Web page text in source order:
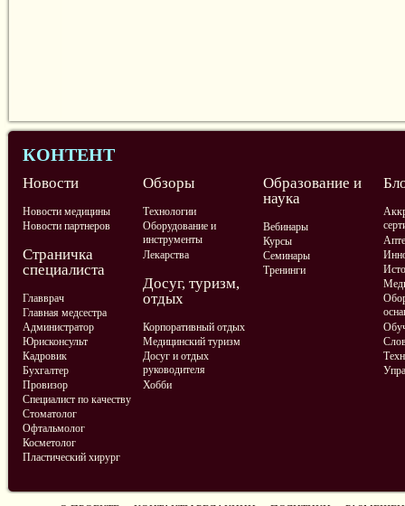
КОНТЕНТ
Новости
Новости медицины
Новости партнеров
Обзоры
Технологии
Оборудование и
инструменты
Лекарства
Образование и
наука
Вебинары
Курсы
Семинары
Тренинги
Страничка
специалиста
Главврач
Главная медсестра
Администратор
Юрисконсульт
Кадровик
Бухгалтер
Провизор
Специалист по качеству
Стоматолог
Офтальмолог
Косметолог
Пластический хирург
Досуг, туризм,
отдых
Корпоративный отдых
Медицинский туризм
Досуг и отдых
руководителя
Хобби